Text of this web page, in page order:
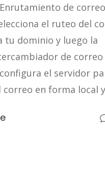
de
el ruteo del
tu dominio y luego la
de
el servidor
correo en forma local y